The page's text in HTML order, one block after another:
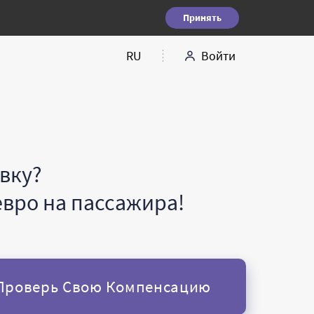
Принять
RU Войти
на пассажира!
Свою Компенсацию